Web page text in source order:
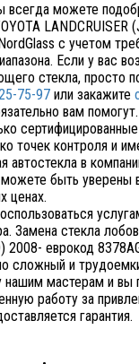
всегда можете
с учетом
Если у вас
стекла, просто
75-97 или закажите
вам помогут.
сертифицированные
точек контроля и
автостекла в
быть уверены
ценах.
Замена стекла
2008- еврокод
сложный и
нашим мастерам и вы
работу за
гарантия.